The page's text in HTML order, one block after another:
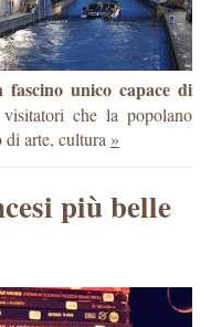
unico capace di
che la popolano
di arte, cultura »
più belle